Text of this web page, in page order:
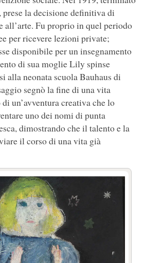
la decisione definitiva di
all’arte. Fu proprio in quel periodo
per ricevere lezioni private;
disponibile per un insegnamento
di sua moglie Lily spinse
alla neonata scuola Bauhaus di
segnò la fine di una vita
un’avventura creativa che lo
uno dei nomi di punta
dimostrando che il talento e la
il corso di una vita già